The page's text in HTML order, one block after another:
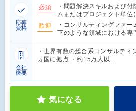
応募
資格
必須
・問題解決スキルおよび
ムまたはプロジェクト単
歓迎
・コンサルティングファ
下のような領域におけ
会社
概要
・世界有数の総合系コンサルテ
ヵ国に拠点 ・約15万人以…
気になる